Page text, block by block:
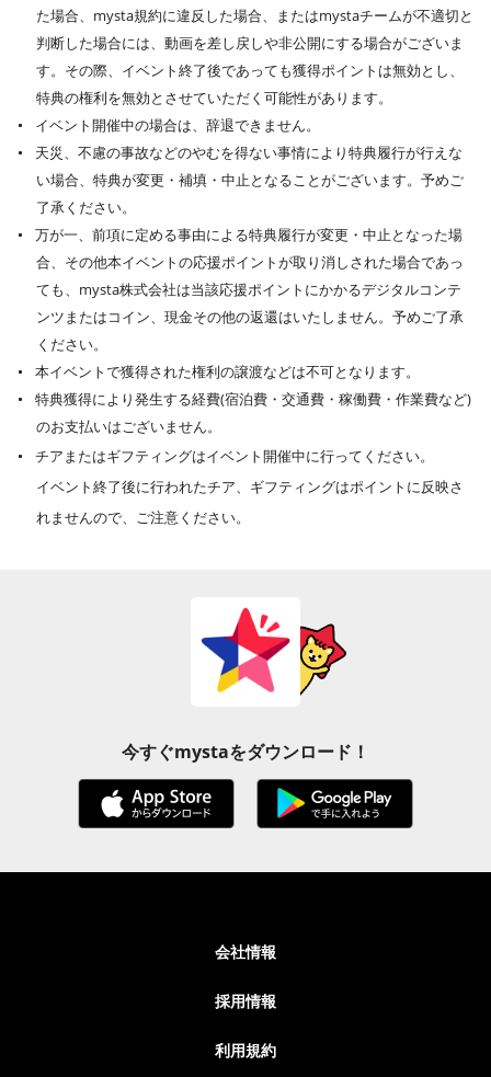
た場合、mysta規約に違反した場合、またはmystaチームが不適切と
判断した場合には、動画を差し戻しや非公開にする場合がございま
す。その際、イベント終了後であっても獲得ポイントは無効とし、
特典の権利を無効とさせていただく可能性があります。
イベント開催中の場合は、辞退できません。
天災、不慮の事故などのやむを得ない事情により特典履行が行えな
い場合、特典が変更・補填・中止となることがございます。予めご
了承ください。
万が一、前項に定める事由による特典履行が変更・中止となった場
合、その他本イベントの応援ポイントが取り消しされた場合であっ
ても、mysta株式会社は当該応援ポイントにかかるデジタルコンテ
ンツまたはコイン、現金その他の返還はいたしません。予めご了承
ください。
本イベントで獲得された権利の譲渡などは不可となります。
特典獲得により発生する経費(宿泊費・交通費・稼働費・作業費など)
のお支払いはございません。
チアまたはギフティングはイベント開催中に行ってください。
イベント終了後に行われたチア、ギフティングはポイントに反映さ
れませんので、ご注意ください。
今すぐmystaをダウンロード！
会社情報
採用情報
利用規約